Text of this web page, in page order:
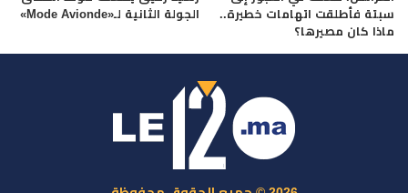
سبتة فأطلقت اتهامات خطيرة..
ماذا كان مصيرها؟
الجولة الثانية لـ«Mode Avionde»